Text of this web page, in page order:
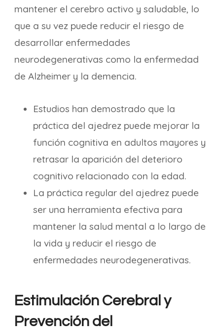
mantener el cerebro activo y saludable, lo
que a su vez puede reducir el riesgo de
desarrollar enfermedades
neurodegenerativas como la enfermedad
de Alzheimer y la demencia.
Estudios han demostrado que la
práctica del ajedrez puede mejorar la
función cognitiva en adultos mayores y
retrasar la aparición del deterioro
cognitivo relacionado con la edad.
La práctica regular del ajedrez puede
ser una herramienta efectiva para
mantener la salud mental a lo largo de
la vida y reducir el riesgo de
enfermedades neurodegenerativas.
Estimulación Cerebral y
Prevención del